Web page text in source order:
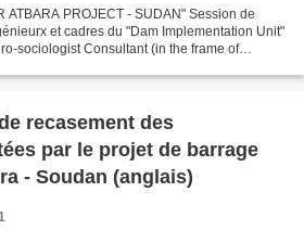
ATBARA PROJECT - SUDAN" Session de
et cadres du "Dam Implementation Unit"
sociologist Consultant (in the frame of
recasement des
par le projet de barrage
- Soudan (anglais)